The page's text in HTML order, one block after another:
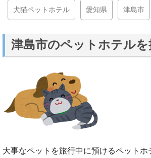
犬猫ペットホテル 愛知県 津島市
津島市のペットホテルを
大事なペットを旅行中に預けるペットホ